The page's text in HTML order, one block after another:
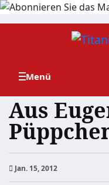
Zum
Aus
Jan. 15, 2012